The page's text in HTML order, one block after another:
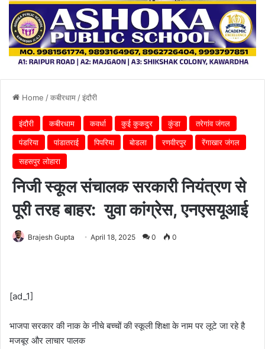
Home /कबीरधाम /इंदौरी
इंदौरी कबीरधाम कवर्धा कुई कुकदुर कुंडा
तरेगांव जंगल
पंडरिया
पांडातराई पिपरिया बोडला रणवीरपुर
रेंगाखार जंगल
सहसपुर लोहारा
निजी स्कूल संचालक सरकारी नियंत्रण से
पूरी तरह बाहर: युवा कांग्रेस, एनएसयूआई
Brajesh Gupta April 18, 2025 0 0
[ad_1]
भाजपा सरकार की नाक के नीचे बच्चों की स्कूली शिक्षा के नाम पर लूटे जा रहे है
मजबूर और लाचार पालक